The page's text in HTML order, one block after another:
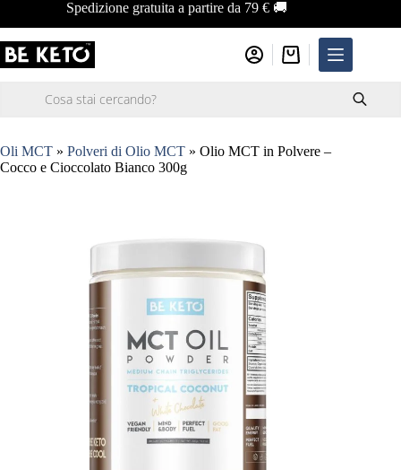
contenuto
Spedizione gratuita a partire da 79 € 🚚
Carrello
Oli MCT » Polveri di Olio MCT » Olio MCT in Polvere –
Cocco e Cioccolato Bianco 300g